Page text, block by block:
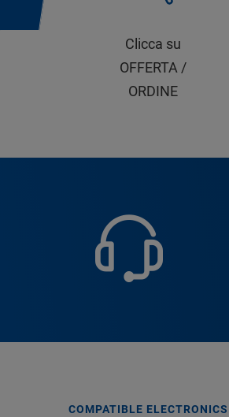
Clicca su
OFFERTA /
ORDINE
COMPATIBLE ELECTRONICS